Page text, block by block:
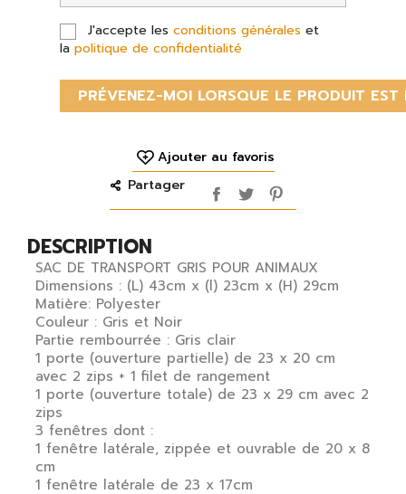
DESCRIPTION
SAC DE TRANSPORT GRIS POUR ANIMAUX
Dimensions : (L) 43cm x (l) 23cm x (H) 29cm
Matière: Polyester
Couleur : Gris et Noir
Partie rembourrée : Gris clair
1 porte (ouverture partielle) de 23 x 20 cm
avec 2 zips + 1 filet de rangement
1 porte (ouverture totale) de 23 x 29 cm avec 2
zips
3 fenêtres dont :
1 fenêtre latérale, zippée et ouvrable de 20 x 8
cm
1 fenêtre latérale de 23 x 17cm
J'accepte les conditions générales et
la politique de confidentialité
PRÉVENEZ-MOI LORSQUE LE PRODUIT EST
Ajouter au favoris
Partager